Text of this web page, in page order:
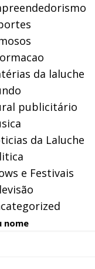
da laluche
publicitário
da Laluche
e Festivais
nome